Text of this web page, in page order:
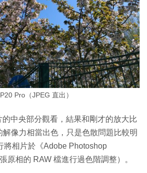
P20 Pro（JPEG 直出）
中央部分觀看，結果和剛才的放大比
像力相當出色，只是色散問題比較明
將相片於《Adobe Photoshop
原相的 RAW 檔進行過色階調整）。